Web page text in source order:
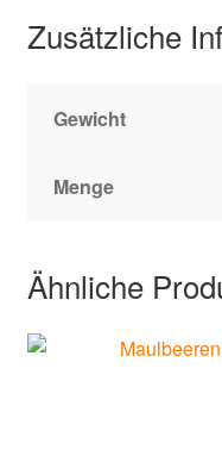
Zusätzliche
Gewicht
Menge
Ähnliche